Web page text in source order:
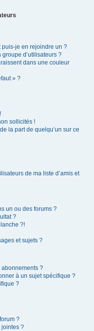
puis-je en rejoindre un ?
d’utilisateurs ?
dans une couleur
» ?
sollicités !
la part de quelqu’un sur ce
de ma liste d’amis et
un ou des forums ?
?
?!
et sujets ?
abonnements ?
à un sujet spécifique ?
?
?
jointes ?